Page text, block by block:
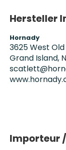
Hersteller
Hornady
3625 West
Grand Island,
Importeur